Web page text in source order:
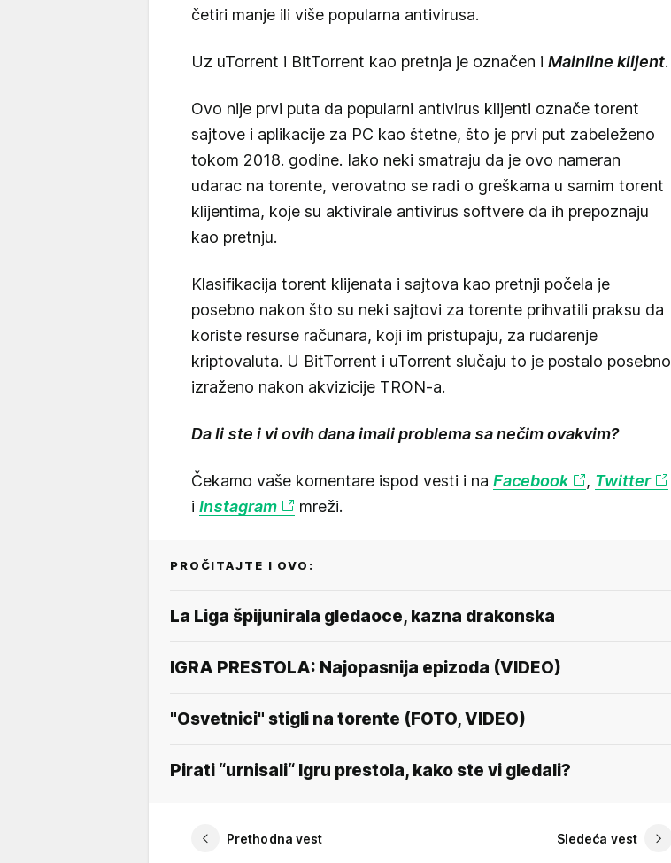
četiri manje ili više popularna antivirusa.
Uz uTorrent i BitTorrent kao pretnja je označen i Mainline klijent.
Ovo nije prvi puta da popularni antivirus klijenti označe torent
sajtove i aplikacije za PC kao štetne, što je prvi put zabeleženo
tokom 2018. godine. Iako neki smatraju da je ovo nameran
udarac na torente, verovatno se radi o greškama u samim torent
klijentima, koje su aktivirale antivirus softvere da ih prepoznaju
kao pretnju.
Klasifikacija torent klijenata i sajtova kao pretnji počela je
posebno nakon što su neki sajtovi za torente prihvatili praksu da
koriste resurse računara, koji im pristupaju, za rudarenje
kriptovaluta. U BitTorrent i uTorrent slučaju to je postalo posebno
izraženo nakon akvizicije TRON-a.
Da li ste i vi ovih dana imali problema sa nečim ovakvim?
Čekamo vaše komentare ispod vesti i na Facebook , Twitter
i Instagram mreži.
PROČITAJTE I OVO:
La Liga špijunirala gledaoce, kazna drakonska
IGRA PRESTOLA: Najopasnija epizoda (VIDEO)
"Osvetnici" stigli na torente (FOTO, VIDEO)
Pirati “urnisali“ Igru prestola, kako ste vi gledali?
Prethodna vest Sledeća vest